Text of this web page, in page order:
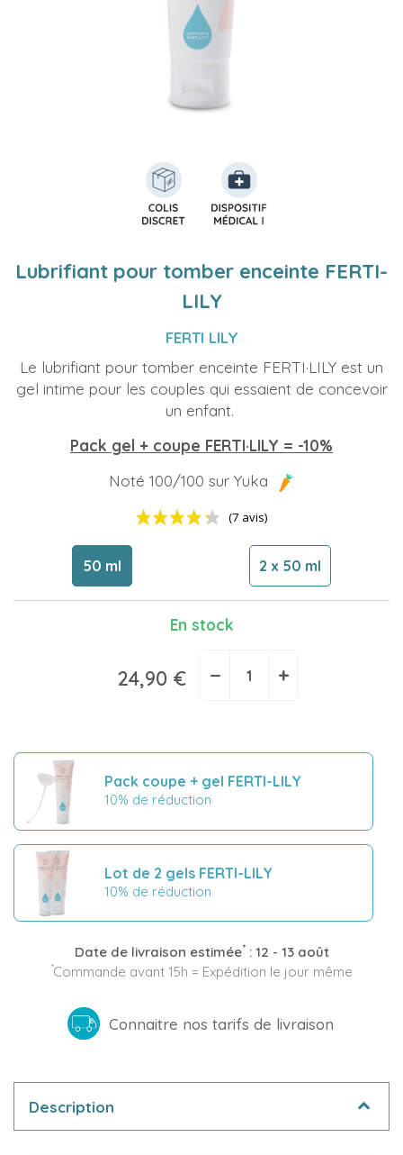
Lubrifiant pour tomber enceinte FERTI-
LILY
FERTI LILY
Le lubrifiant pour tomber enceinte FERTI·LILY est un
gel intime pour les couples qui essaient de concevoir
un enfant.
Pack gel + coupe FERTI·LILY = -10%
Noté 100/100 sur Yuka
(7 avis)
50 ml 2 x 50 ml
En stock
24,90 € − +
Pack coupe + gel FERTI-LILY
10% de réduction
Lot de 2 gels FERTI-LILY
10% de réduction
Date de livraison estimée*: 12 - 13 août
*Commande avant 15h = Expédition le jour même
Connaitre nos tarifs de livraison
Description